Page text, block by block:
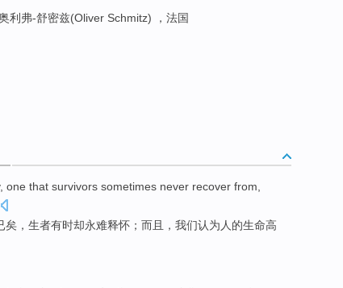
利弗-舒密兹(Oliver Schmitz) ，法国
, one that survivors sometimes never recover from
矣， 生者有时却永难释怀 ；而且， 我们认为人 的生命高